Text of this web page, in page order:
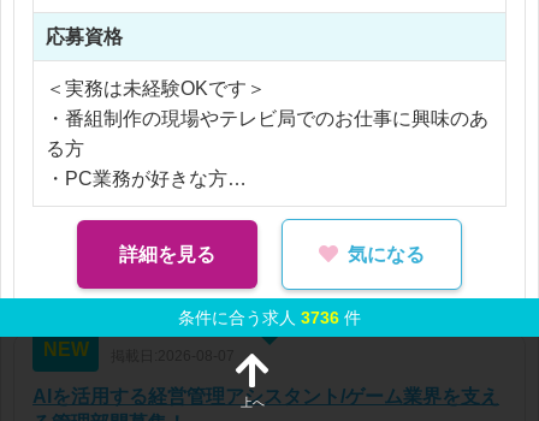
条件に合う求人 3736 件
応募資格
＜実務は未経験OKです＞
・番組制作の現場やテレビ局でのお仕事に興味のあ
る方
・PC業務が好きな方
（事務やデータ入力経験を活かせます！）
詳細を見る 気になる
NEW
AIを活用する経営管理アシスタント/ゲーム業界を支え
上へ